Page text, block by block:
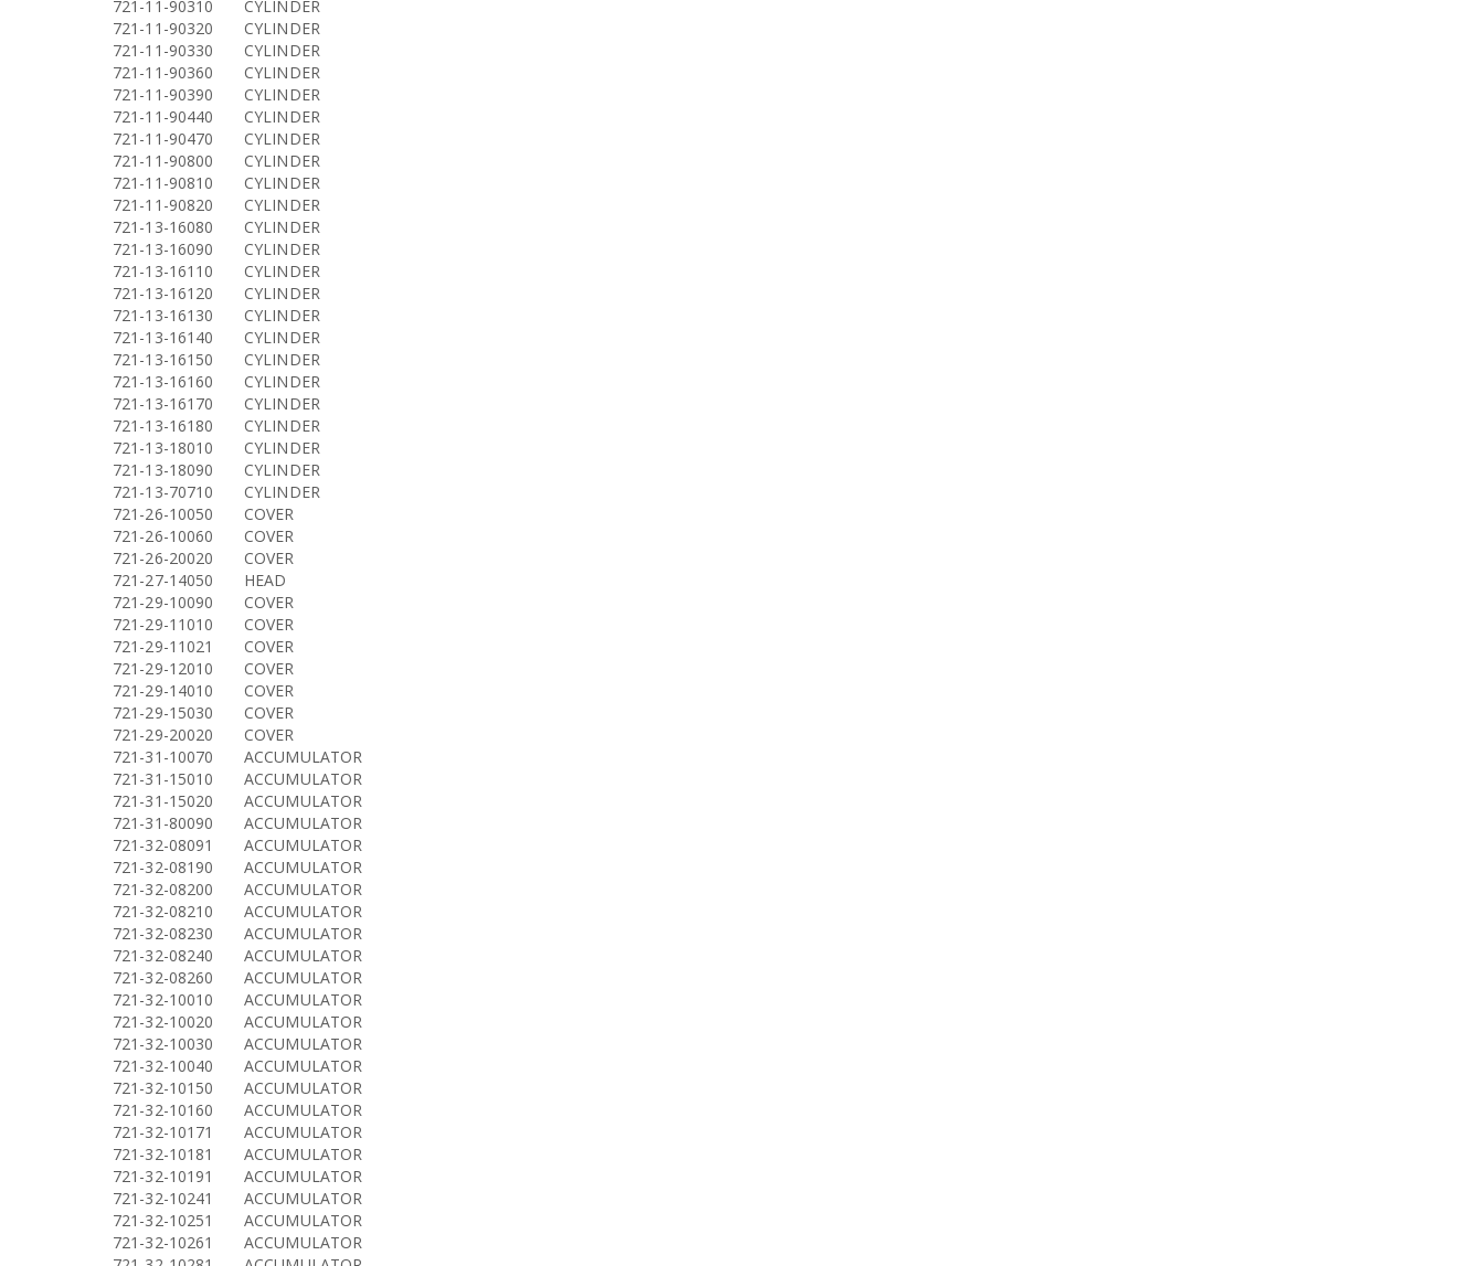
721-11-90310
CYLINDER
721-11-90320
CYLINDER
721-11-90330
CYLINDER
721-11-90360
CYLINDER
721-11-90390
CYLINDER
721-11-90440
CYLINDER
721-11-90470
CYLINDER
721-11-90800
CYLINDER
721-11-90810
CYLINDER
721-11-90820
CYLINDER
721-13-16080
CYLINDER
721-13-16090
CYLINDER
721-13-16110
CYLINDER
721-13-16120
CYLINDER
721-13-16130
CYLINDER
721-13-16140
CYLINDER
721-13-16150
CYLINDER
721-13-16160
CYLINDER
721-13-16170
CYLINDER
721-13-16180
CYLINDER
721-13-18010
CYLINDER
721-13-18090
CYLINDER
721-13-70710
CYLINDER
721-26-10050
COVER
721-26-10060
COVER
721-26-20020
COVER
721-27-14050
HEAD
721-29-10090
COVER
721-29-11010
COVER
721-29-11021
COVER
721-29-12010
COVER
721-29-14010
COVER
721-29-15030
COVER
721-29-20020
COVER
721-31-10070
ACCUMULATOR
721-31-15010
ACCUMULATOR
721-31-15020
ACCUMULATOR
721-31-80090
ACCUMULATOR
721-32-08091
ACCUMULATOR
721-32-08190
ACCUMULATOR
721-32-08200
ACCUMULATOR
721-32-08210
ACCUMULATOR
721-32-08230
ACCUMULATOR
721-32-08240
ACCUMULATOR
721-32-08260
ACCUMULATOR
721-32-10010
ACCUMULATOR
721-32-10020
ACCUMULATOR
721-32-10030
ACCUMULATOR
721-32-10040
ACCUMULATOR
721-32-10150
ACCUMULATOR
721-32-10160
ACCUMULATOR
721-32-10171
ACCUMULATOR
721-32-10181
ACCUMULATOR
721-32-10191
ACCUMULATOR
721-32-10241
ACCUMULATOR
721-32-10251
ACCUMULATOR
721-32-10261
ACCUMULATOR